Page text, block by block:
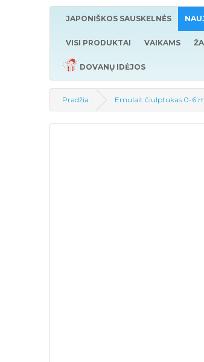
JAPONIŠKOS SAUSKELNĖS
VISI PRODUKTAI VAIKAMS
DOVANŲ IDĖJOS
Pradžia Emulait čiulptukas 0-6